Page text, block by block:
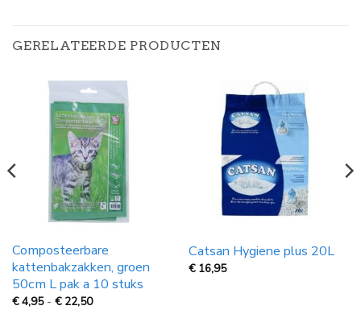
GERELATEERDE PRODUCTEN
Composteerbare
kattenbakzakken, groen
50cm L pak a 10 stuks
€4,95 - € 22,50Prijsklasse:
Catsan Hygiene plus 20L
€ 16,95